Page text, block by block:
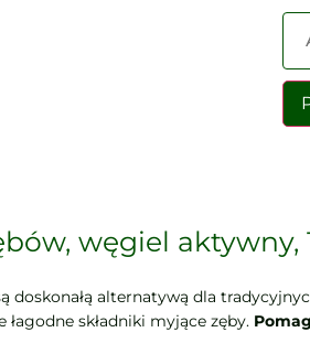
to
this
węgiel aktywny,
doskonałą alternatywą dla
łagodne składniki myjące zęby.